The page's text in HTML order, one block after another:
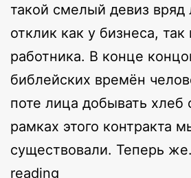
такой смелый девиз вряд
отклик как у бизнеса, так
работника. В конце
библейских времён
поте лица добывать хлеб
рамках этого контракта
существовали. Теперь
reading